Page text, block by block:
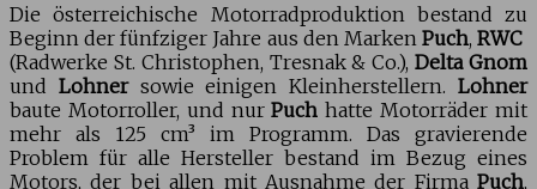
Die österreichische Motorradproduktion bestand zu
Beginn der fünfziger Jahre aus den Marken Puch, RWC
(Radwerke St. Christophen, Tresnak & Co.),Delta Gnom
und Lohnersowie einigen Kleinherstellern.Lohner
baute Motorroller, und nurPuch hatte Motorräder mit
mehr als 125 cm³ im Programm. Das gravierende
Problem für alle Hersteller bestand im Bezug eines
Motors, der bei allen mit Ausnahme der Firma Puch,